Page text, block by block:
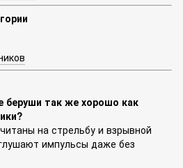
так же хорошо как
на стрельбу и взрывной
импульсы даже без